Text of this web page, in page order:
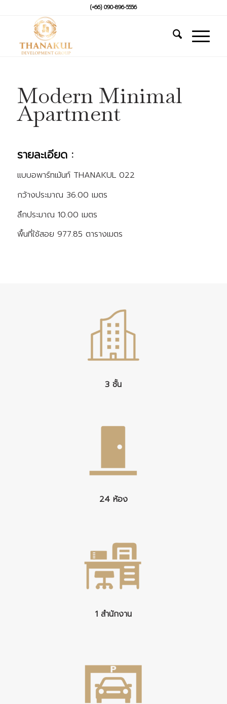
(+66) 090-896-5556
Modern Minimal
Apartment
รายละเอียด :
แบบอพาร์ทเม้นท์ THANAKUL 022
กว้างประมาณ 36.00 เมตร
ลึกประมาณ 10.00 เมตร
พื้นที่ใช้สอย 977.85 ตารางเมตร
3 ชั้น
24 ห้อง
1 สำนักงาน